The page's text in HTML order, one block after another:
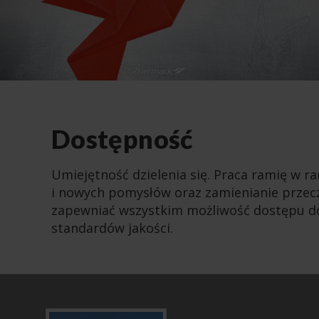
Dostępność
Umiejętność dzielenia się. Praca ramię w
i nowych pomysłów oraz zamienianie
zapewniać wszystkim możliwość dostępu
standardów jakości.